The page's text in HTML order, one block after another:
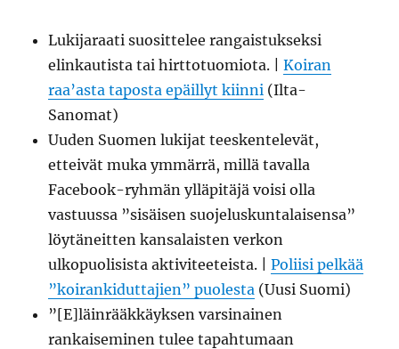
Lukijaraati suosittelee rangaistukseksi
elinkautista tai hirttotuomiota. |Koiran
raa’asta taposta epäillyt kiinni (Ilta-
Sanomat)
Uuden Suomen lukijat teeskentelevät,
etteivät muka ymmärrä, millä tavalla
Facebook-ryhmän ylläpitäjä voisi olla
vastuussa ”sisäisen suojeluskuntalaisensa”
löytäneitten kansalaisten verkon
ulkopuolisista aktiviteeteista. |Poliisi pelkää
”koirankiduttajien” puolesta (Uusi Suomi)
”[E]läinrääkkäyksen varsinainen
rankaiseminen tulee tapahtumaan